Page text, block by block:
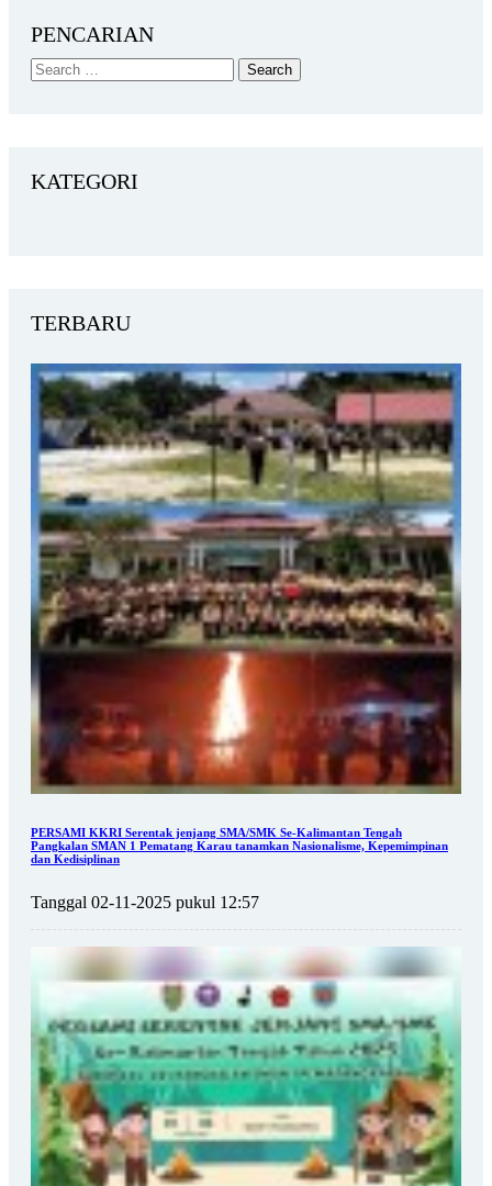
PENCARIAN
KATEGORI
TERBARU
PERSAMI KKRI Serentak jenjang SMA/SMK Se-Kalimantan Tengah
Pangkalan SMAN 1 Pematang Karau tanamkan Nasionalisme, Kepemimpinan
dan Kedisiplinan
Tanggal 02-11-2025 pukul 12:57